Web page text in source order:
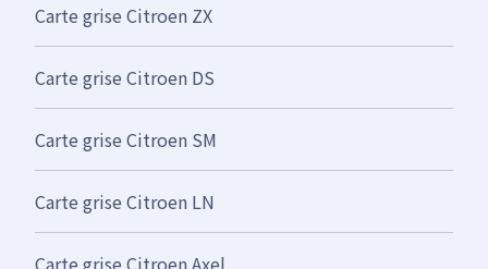
Carte grise Citroen ZX
Carte grise Citroen DS
Carte grise Citroen SM
Carte grise Citroen LN
Carte grise Citroen Axel